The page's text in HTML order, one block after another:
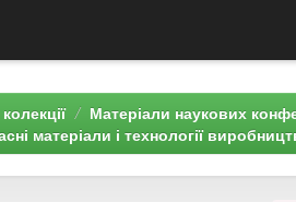
Матеріали наукових
матеріали і технології